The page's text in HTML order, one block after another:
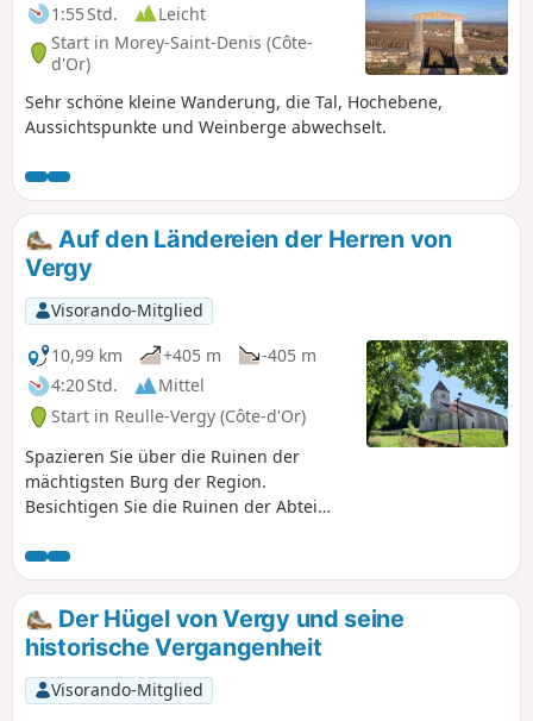
1:55 Std.
Leicht
Start in Morey-Saint-Denis (Côte-
d'Or)
Sehr schöne kleine Wanderung, die Tal, Hochebene,
Aussichtspunkte und Weinberge abwechselt.
Auf den Ländereien der Herren von
Vergy
Visorando-Mitglied
10,99 km
+405 m
-405 m
4:20 Std.
Mittel
Start in Reulle-Vergy (Côte-d'Or)
Spazieren Sie über die Ruinen der
mächtigsten Burg der Region.
Besichtigen Sie die Ruinen der Abtei
Abîme de Bévy.
Der Hügel von Vergy und seine
historische Vergangenheit
Visorando-Mitglied